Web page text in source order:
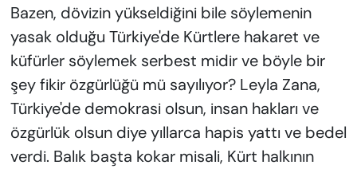
Bazen, dövizin yükseldiğini bile söylemenin
yasak olduğu Türkiye'de Kürtlere hakaret ve
küfürler söylemek serbest midir ve böyle bir
şey fikir özgürlüğü mü sayılıyor? Leyla Zana,
Türkiye'de demokrasi olsun, insan hakları ve
özgürlük olsun diye yıllarca hapis yattı ve bedel
verdi. Balık başta kokar misali, Kürt halkının